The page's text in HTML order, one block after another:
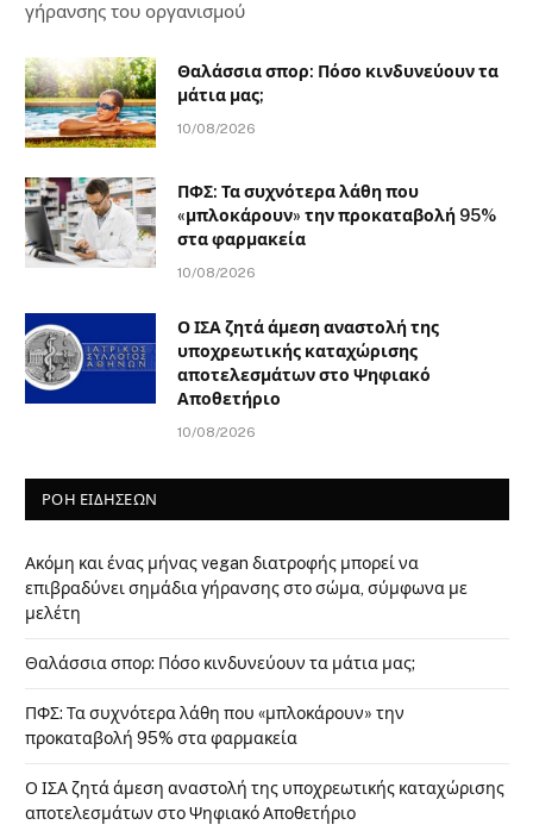
γήρανσης του οργανισμού
Θαλάσσια σπορ: Πόσο κινδυνεύουν τα
μάτια μας;
10/08/2026
ΠΦΣ: Τα συχνότερα λάθη που
«μπλοκάρουν» την προκαταβολή 95%
στα φαρμακεία
10/08/2026
Ο ΙΣΑ ζητά άμεση αναστολή της
υποχρεωτικής καταχώρισης
αποτελεσμάτων στο Ψηφιακό
Αποθετήριο
10/08/2026
ΡΟΗ ΕΙΔΗΣΕΩΝ
Ακόμη και ένας μήνας vegan διατροφής μπορεί να
επιβραδύνει σημάδια γήρανσης στο σώμα, σύμφωνα με
μελέτη
Θαλάσσια σπορ: Πόσο κινδυνεύουν τα μάτια μας;
ΠΦΣ: Τα συχνότερα λάθη που «μπλοκάρουν» την
προκαταβολή 95% στα φαρμακεία
Ο ΙΣΑ ζητά άμεση αναστολή της υποχρεωτικής καταχώρισης
αποτελεσμάτων στο Ψηφιακό Αποθετήριο